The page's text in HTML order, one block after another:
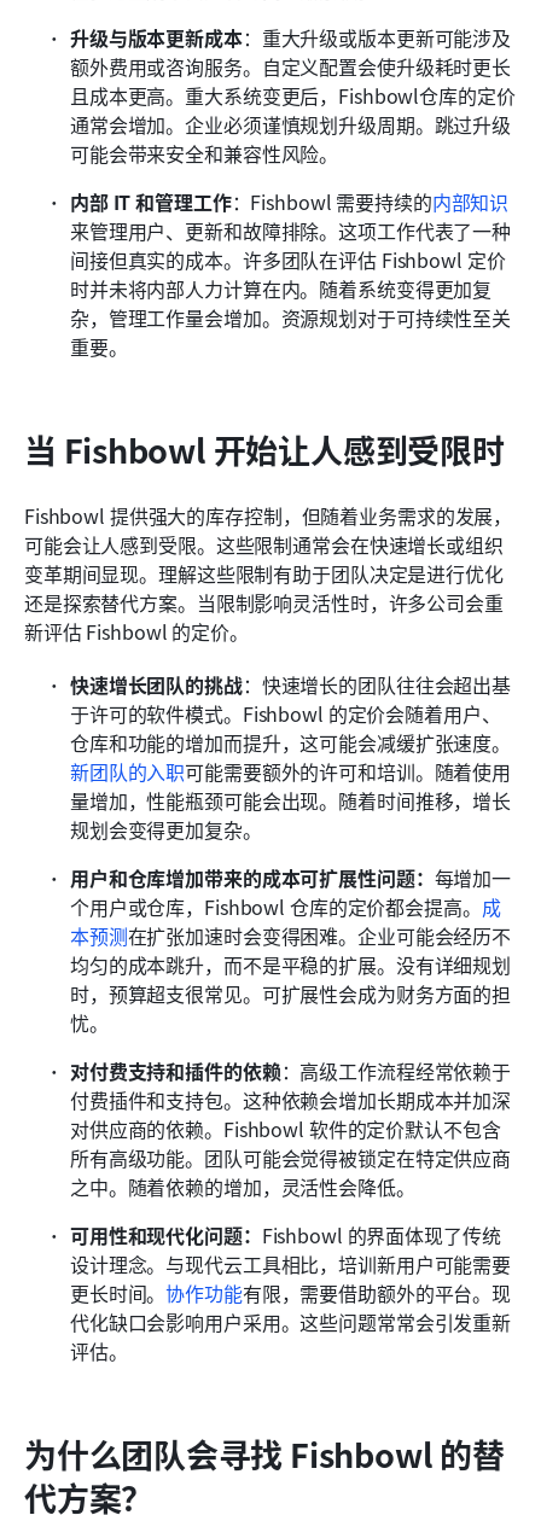
升级与版本更新成本：重大升级或版本更新可能涉及
额外费用或咨询服务。自定义配置会使升级耗时更长
且成本更高。重大系统变更后，Fishbowl仓库的定价
通常会增加。企业必须谨慎规划升级周期。跳过升级
可能会带来安全和兼容性风险。
内部 IT 和管理工作：Fishbowl 需要持续的内部知识
来管理用户、更新和故障排除。这项工作代表了一种
间接但真实的成本。许多团队在评估 Fishbowl 定价
时并未将内部人力计算在内。随着系统变得更加复
杂，管理工作量会增加。资源规划对于可持续性至关
重要。
当 Fishbowl 开始让人感到受限时
Fishbowl 提供强大的库存控制，但随着业务需求的发展，
可能会让人感到受限。这些限制通常会在快速增长或组织
变革期间显现。理解这些限制有助于团队决定是进行优化
还是探索替代方案。当限制影响灵活性时，许多公司会重
新评估 Fishbowl 的定价。
快速增长团队的挑战：快速增长的团队往往会超出基
于许可的软件模式。Fishbowl 的定价会随着用户、
仓库和功能的增加而提升，这可能会减缓扩张速度。
新团队的入职可能需要额外的许可和培训。随着使用
量增加，性能瓶颈可能会出现。随着时间推移，增长
规划会变得更加复杂。
用户和仓库增加带来的成本可扩展性问题： 每增加一
个用户或仓库，Fishbowl 仓库的定价都会提高。 成
本预测在扩张加速时会变得困难。企业可能会经历不
均匀的成本跳升，而不是平稳的扩展。没有详细规划
时，预算超支很常见。可扩展性会成为财务方面的担
忧。
对付费支持和插件的依赖：高级工作流程经常依赖于
付费插件和支持包。这种依赖会增加长期成本并加深
对供应商的依赖。Fishbowl 软件的定价默认不包含
所有高级功能。团队可能会觉得被锁定在特定供应商
之中。随着依赖的增加，灵活性会降低。
可用性和现代化问题： Fishbowl 的界面体现了传统
设计理念。与现代云工具相比，培训新用户可能需要
更长时间。协作功能有限，需要借助额外的平台。现
代化缺口会影响用户采用。这些问题常常会引发重新
评估。
为什么团队会寻找 Fishbowl 的替
代方案？